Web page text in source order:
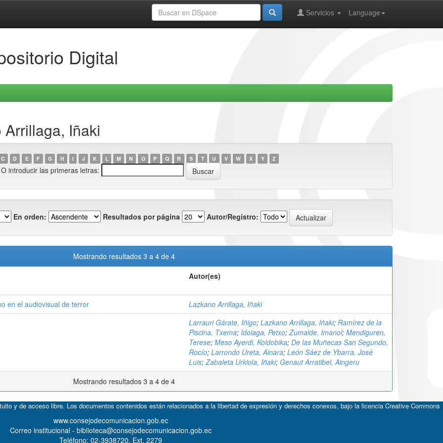
Language
Servicios
Digital
Iñaki
C D E F G H I J K L M N O P Q R S T U V W X Y Z
O introducir las primeras letras:
En orden: Resultados por página Autor/Registro:
Mostrando resultados 3 a 4 de 4
Autor(es)
en el audiovisual de terror
Lazkano Arrillaga, Iñaki
Larrauri Gárate, Iñigo; Lazkano Arrillaga, Iñaki; Ramírez de la
Piscina, Txema; Idoiaga, Petxo;Zumalde, Imanol; Mendiguren,
Terese; Meso Ayerdi, Koldobika; De las Muñecas San Segundo,
Rocío; Larrondo Ureta, Ainara; León Sáez de Ybarra, José
Luis;Zabaleta Urkiola, Iñaki; Genaut Arratibel, Aingeru
Mostrando resultados 3 a 4 de 4
y de acceso libre. Los documentos contenidos están relacionados a la libertad de expresión y derechos conexos, bajo la licencia Creative Commons
www.consejodecomunicacion.gob.ec
Correo institucional - biblioteca@consejodecomunicacion.gob.ec
Teléfono: 02-3938720, Ext. 2279